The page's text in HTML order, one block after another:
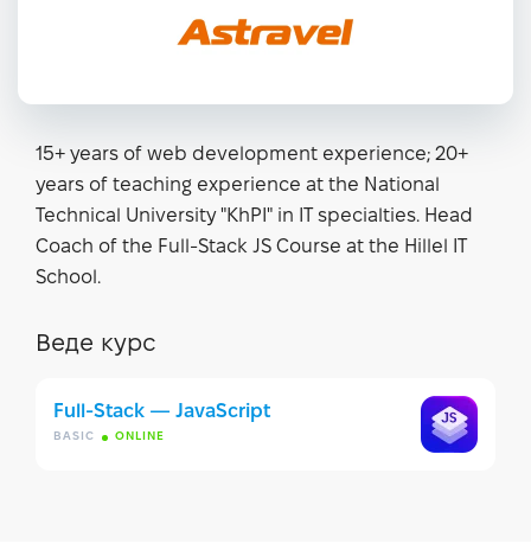
15+ years of web development experience; 20+
years of teaching experience at the National
Technical University "KhPI" in IT specialties. Head
Coach of the Full-Stack JS Course at the Hillel IT
School.
Веде курс
Full-Stack — JavaScript
BASIC ONLINE